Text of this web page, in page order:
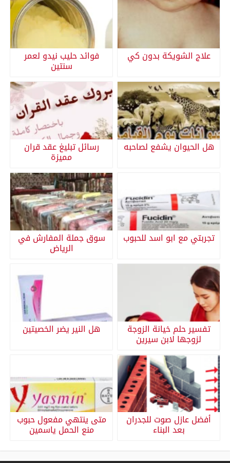
علاج الشويكة بدون كي فوائد حليب نيدو لعمر
سنتين
هل الحيوان يشفع لصاحبه رسائل تبليغ عقد قران
مميزة
تجربتي مع ابو اسد للحبوب سوق جملة المفارش في
الرياض
تفسير حلم خيانة الزوجة
لزوجها لابن سيرين
هل النير يضر الخصيتين
أفضل عازل صوت للجدران
بعد البناء
متى ينتهي مفعول حبوب
منع الحمل ياسمين